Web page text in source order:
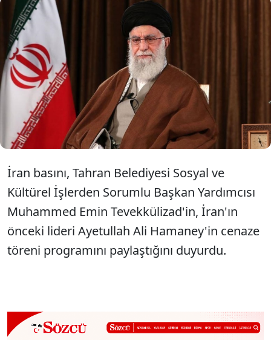
ABD ile İsrail'in 28 Şubat'taki saldırılarında
yaşamını yitiren İran'ın önceki dini lideri
Ayetullah Ali Hamaney için Tahran, Kum ve
Meşhed'de cenaze törenleri düzenleneceği
açıklandı.
İran basını, Tahran Belediyesi Sosyal ve
Kültürel İşlerden Sorumlu Başkan Yardımcısı
Muhammed Emin Tevekkülizad'in, İran'ın
önceki lideri Ayetullah Ali Hamaney'in cenaze
töreni programını paylaştığını duyurdu.